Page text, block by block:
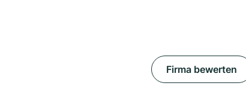
Firma bewerten